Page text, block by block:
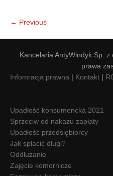
← Previous
Kancelaria AntyWindyk Sp.
prawa
Infomracja prawna | Kontakt |
Upadłość konsumencka 2021
Sprzeciw od nakazu zapłaty
Upadłość przedsiębiorcy
Jak spłacić długi?
Oddłużanie
Zajęcie komornicze